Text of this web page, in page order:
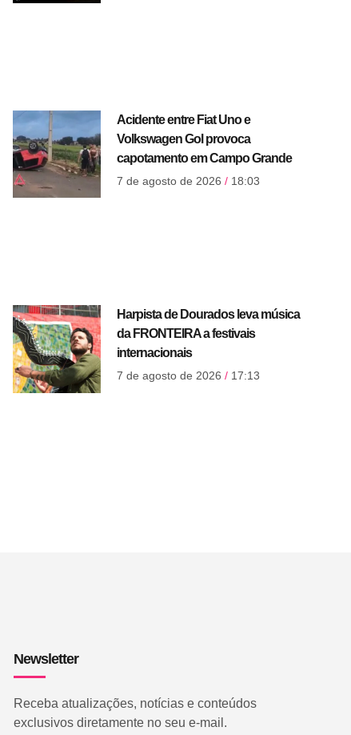
Acidente entre Fiat Uno e
Volkswagen Gol provoca
capotamento em Campo Grande
7 de agosto de 2026 18:03
Harpista de Dourados leva música
da FRONTEIRA a festivais
internacionais
7 de agosto de 2026 17:13
Newsletter
Receba atualizações, notícias e conteúdos
exclusivos diretamente no seu e-mail.